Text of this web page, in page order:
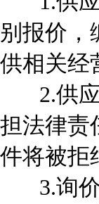
别报价，
供相关经
2.供应
担法律责
件将被拒
3.询价